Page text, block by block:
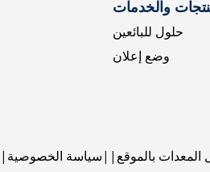
والخدمات
حلول للبائعين
وضع إعلان
سياسة الخصوصية المعدات بالموقع